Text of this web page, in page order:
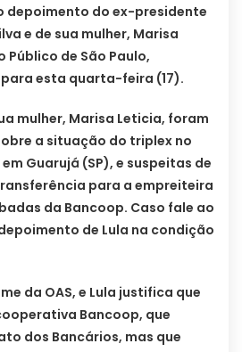
depoimento do ex-presidente
e de sua mulher, Marisa
Público de São Paulo,
esta quarta-feira (17).
mulher, Marisa Leticia, foram
a situação do triplex no
Guarujá (SP), e suspeitas de
para a empreiteira
da Bancoop. Caso fale ao
de Lula na condição
da OAS, e Lula justifica que
Bancoop, que
dos Bancários, mas que